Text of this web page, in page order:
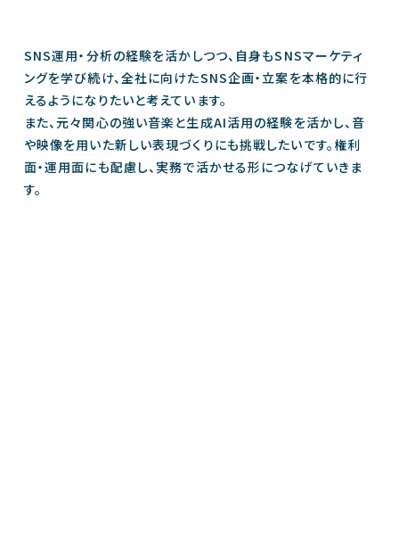
SNS運用・分析の経験を活かしつつ、自身もSNSマーケティ
ングを学び続け、全社に向けたSNS企画・立案を本格的に行
えるようになりたいと考えています。
また、元々関心の強い音楽と生成AI活用の経験を活かし、音
や映像を用いた新しい表現づくりにも挑戦したいです。権利
面・運用面にも配慮し、実務で活かせる形につなげていきま
す。